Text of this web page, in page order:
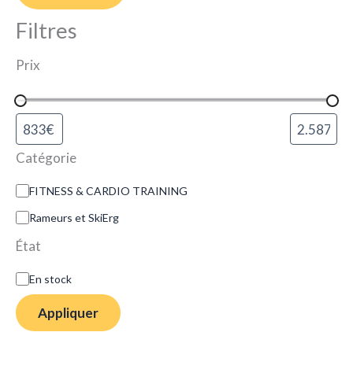
Filtres
Prix
Catégorie
FITNESS & CARDIO TRAINING
Rameurs et SkiErg
État
En stock
Appliquer